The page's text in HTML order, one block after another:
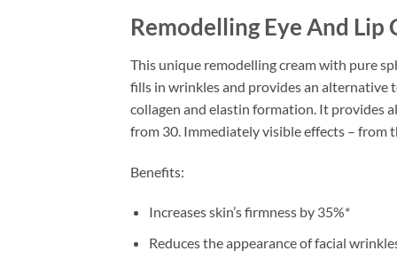
Remodelling Eye And Lip
This unique remodelling cream with pure
fills in wrinkles and provides an alternative
collagen and elastin formation. It provides
from 30. Immediately visible effects – from
Benefits:
Increases skin’s firmness by 35%*
Reduces the appearance of facial